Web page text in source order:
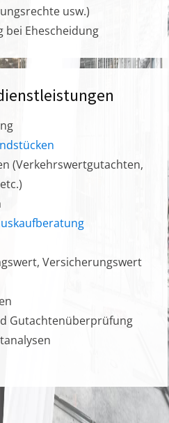
usw.)
Ehescheidung
(Verkehrswertgutachten,
Versicherungswert
Gutachtenüberprüfung